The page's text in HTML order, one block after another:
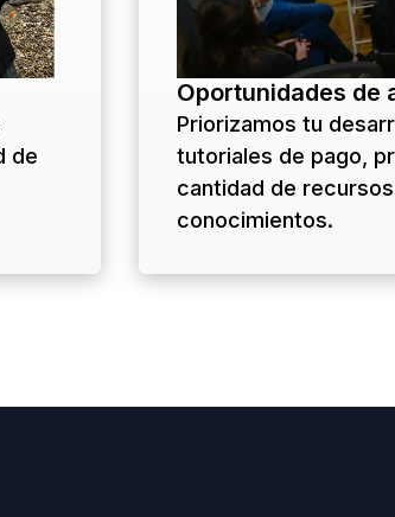
de
Oportunidades de
Priorizamos tu
tutoriales de pago,
cantidad de
conocimientos.